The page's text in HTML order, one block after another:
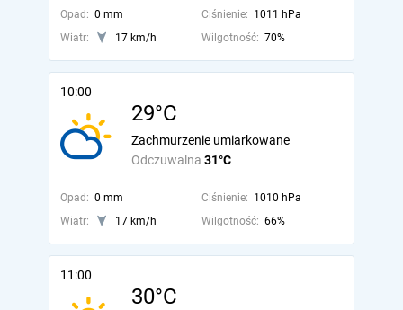
Opad: 0 mm Ciśnienie: 1011 hPa
Wiatr:
17 km/h Wilgotność: 70%
10:00
29°C
Odczuwalna 31°C
Zachmurzenie umiarkowane
Opad: 0 mm Ciśnienie: 1010 hPa
Wiatr:
17 km/h Wilgotność: 66%
11:00
30°C